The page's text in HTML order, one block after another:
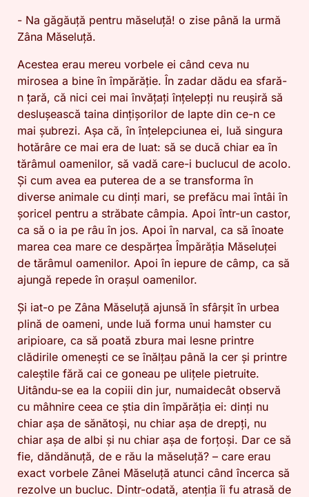
- Na găgăuță pentru măseluță! o zise până la urmă
Zâna Măseluță.
Acestea erau mereu vorbele ei când ceva nu
mirosea a bine în împărăție. În zadar dădu ea sfară-
n țară, că nici cei mai învățați înțelepți nu reușiră să
deslușească taina dințișorilor de lapte din ce-n ce
mai șubrezi. Așa că, în înțelepciunea ei, luă singura
hotărâre ce mai era de luat: să se ducă chiar ea în
tărâmul oamenilor, să vadă care-i buclucul de acolo.
Și cum avea ea puterea de a se transforma în
diverse animale cu dinți mari, se prefăcu mai întâi în
șoricel pentru a străbate câmpia. Apoi într-un castor,
ca să o ia pe râu în jos. Apoi în narval, ca să înoate
marea cea mare ce despărțea Împărăția Măseluței
de tărâmul oamenilor. Apoi în iepure de câmp, ca să
ajungă repede în orașul oamenilor.
Și iat-o pe Zâna Măseluță ajunsă în sfârșit în urbea
plină de oameni, unde luă forma unui hamster cu
aripioare, ca să poată zbura mai lesne printre
clădirile omenești ce se înălțau până la cer și printre
caleștile fără cai ce goneau pe ulițele pietruite.
Uitându-se ea la copiii din jur, numaidecât observă
cu mâhnire ceea ce știa din împărăția ei: dinți nu
chiar așa de sănătoși, nu chiar așa de drepți, nu
chiar așa de albi și nu chiar așa de forțoși. Dar ce să
fie, dăndănuță, de e rău la măseluță? – care erau
exact vorbele Zânei Măseluță atunci când încerca să
rezolve un bucluc. Dintr-odată, atenția îi fu atrasă de